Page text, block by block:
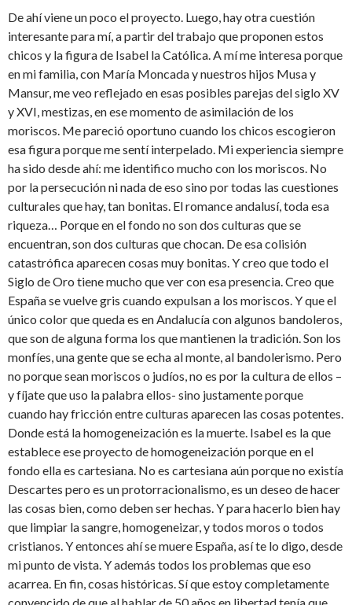
De ahí viene un poco el proyecto. Luego, hay otra cuestión
interesante para mí, a partir del trabajo que proponen estos
chicos y la figura de Isabel la Católica. A mí me interesa porque
en mi familia, con María Moncada y nuestros hijos Musa y
Mansur, me veo reflejado en esas posibles parejas del siglo XV
y XVI, mestizas, en ese momento de asimilación de los
moriscos. Me pareció oportuno cuando los chicos escogieron
esa figura porque me sentí interpelado. Mi experiencia siempre
ha sido desde ahí: me identifico mucho con los moriscos. No
por la persecución ni nada de eso sino por todas las cuestiones
culturales que hay, tan bonitas. El romance andalusí, toda esa
riqueza… Porque en el fondo no son dos culturas que se
encuentran, son dos culturas que chocan. De esa colisión
catastrófica aparecen cosas muy bonitas. Y creo que todo el
Siglo de Oro tiene mucho que ver con esa presencia. Creo que
España se vuelve gris cuando expulsan a los moriscos. Y que el
único color que queda es en Andalucía con algunos bandoleros,
que son de alguna forma los que mantienen la tradición. Son los
monfíes, una gente que se echa al monte, al bandolerismo. Pero
no porque sean moriscos o judíos, no es por la cultura de ellos –
y fíjate que uso la palabra ellos- sino justamente porque
cuando hay fricción entre culturas aparecen las cosas potentes.
Donde está la homogeneización es la muerte. Isabel es la que
establece ese proyecto de homogeneización porque en el
fondo ella es cartesiana. No es cartesiana aún porque no existía
Descartes pero es un protorracionalismo, es un deseo de hacer
las cosas bien, como deben ser hechas. Y para hacerlo bien hay
que limpiar la sangre, homogeneizar, y todos moros o todos
cristianos. Y entonces ahí se muere España, así te lo digo, desde
mi punto de vista. Y además todos los problemas que eso
acarrea. En fin, cosas históricas. Sí que estoy completamente